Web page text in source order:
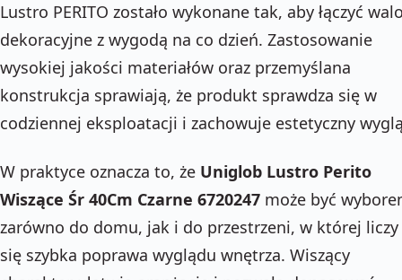
Lustro PERITO zostało wykonane tak, aby łączyć
dekoracyjne z wygodą na co dzień. Zastosowanie
wysokiej jakości materiałów oraz przemyślana
konstrukcja sprawiają, że produkt sprawdza się w
codziennej eksploatacji i zachowuje estetyczny
W praktyce oznacza to, że Uniglob Lustro Perito
Wiszące Śr 40Cm Czarne 6720247 może być
zarówno do domu, jak i do przestrzeni, w której liczy
się szybka poprawa wyglądu wnętrza. Wiszący